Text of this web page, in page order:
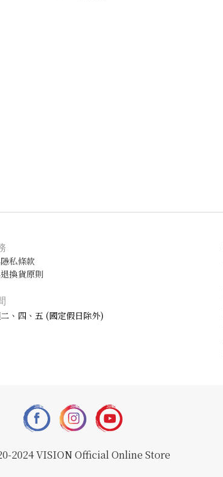
私條款
換貨原則
、四、五 (國定假日除外)
2024 VISION Official Online Store